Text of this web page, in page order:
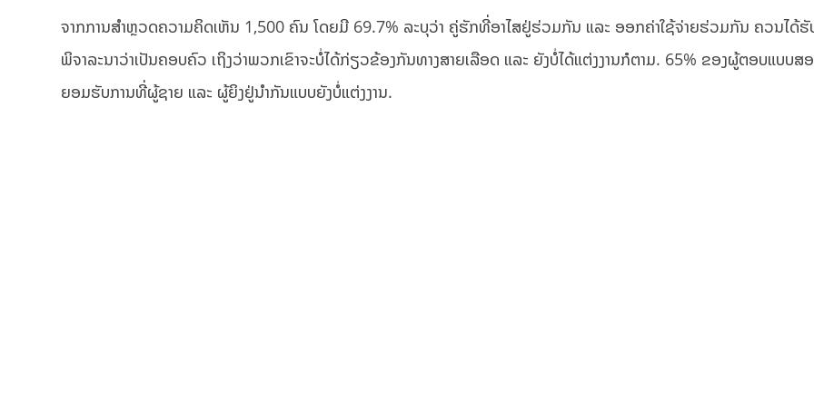
ຈາກການສຳຫຼວດຄວາມຄິດເຫັນ 1,500 ຄົນ ໂດຍມີ 69.7% ລະບຸວ່າ ຄູ່ຮັກທີ່ອາໄສຢູ່ຮ່ວມກັນ ແລະ ອອກຄ່າໃຊ້ຈ່າຍຮ່ວມກັນ ຄວນໄດ້ຮັ
ພິຈາລະນາວ່າເປັນຄອບຄົວ ເຖິງວ່າພວກເຂົາຈະບໍ່ໄດ້ກ່ຽວຂ້ອງກັນທາງສາຍເລືອດ ແລະ ຍັງບໍ່ໄດ້ແຕ່ງງານກໍຕາມ. 65% ຂອງຜູ້ຕອບແບບສ
ຍອມຮັບການທີ່ຜູ້ຊາຍ ແລະ ຜູ້ຍິງຢູ່ນຳກັນແບບຍັງບໍ່ແຕ່ງງານ.